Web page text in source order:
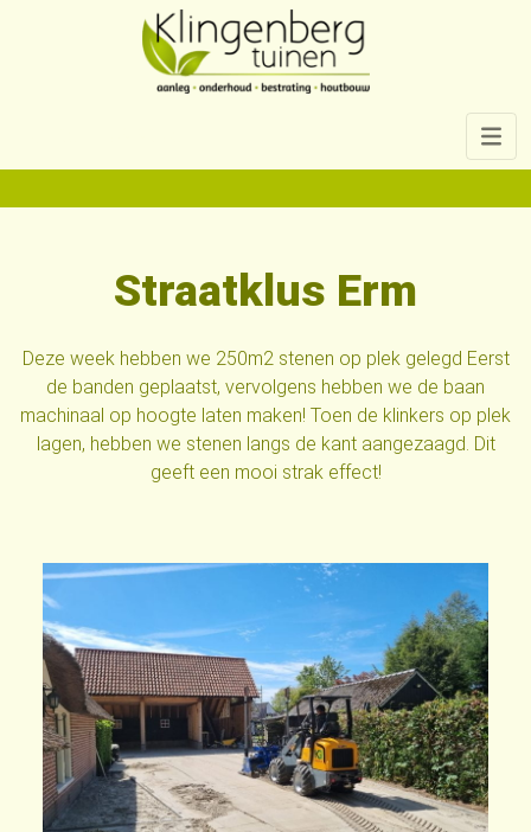
Straatklus Erm
Deze week hebben we 250m2 stenen op plek gelegd Eerst
de banden geplaatst, vervolgens hebben we de baan
machinaal op hoogte laten maken! Toen de klinkers op plek
lagen, hebben we stenen langs de kant aangezaagd. Dit
geeft een mooi strak effect!